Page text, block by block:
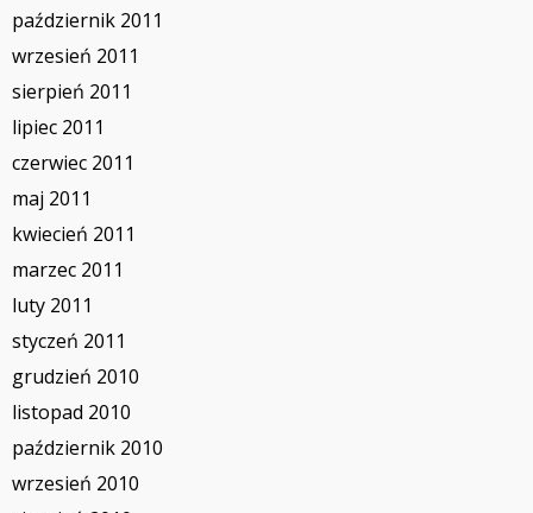
październik 2011
wrzesień 2011
sierpień 2011
lipiec 2011
czerwiec 2011
maj 2011
kwiecień 2011
marzec 2011
luty 2011
styczeń 2011
grudzień 2010
listopad 2010
październik 2010
wrzesień 2010